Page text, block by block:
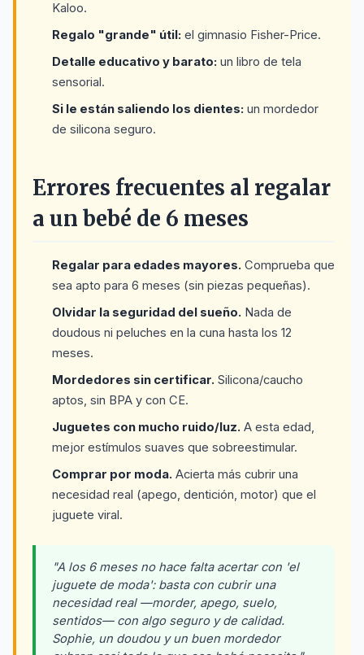
Kaloo.
Regalo "grande" útil: el gimnasio Fisher-Price.
Detalle educativo y barato: un libro de tela
sensorial.
Si le están saliendo los dientes: un mordedor
de silicona seguro.
Errores frecuentes al regalar
a un bebé de 6 meses
Regalar para edades mayores. Comprueba que
sea apto para 6 meses (sin piezas pequeñas).
Olvidar la seguridad del sueño. Nada de
doudous ni peluches en la cuna hasta los 12
meses.
Mordedores sin certificar. Silicona/caucho
aptos, sin BPA y con CE.
Juguetes con mucho ruido/luz. A esta edad,
mejor estímulos suaves que sobreestimular.
Comprar por moda. Acierta más cubrir una
necesidad real (apego, dentición, motor) que el
juguete viral.
"A los 6 meses no hace falta acertar con 'el
juguete de moda': basta con cubrir una
necesidad real —morder, apego, suelo,
sentidos— con algo seguro y de calidad.
Sophie, un doudou y un buen mordedor